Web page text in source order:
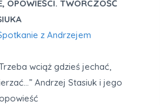
OPOWIEŚCI. TWÓRCZOŚĆ
z Andrzejem
wciąż gdzieś jechać,
Andrzej Stasiuk i jego